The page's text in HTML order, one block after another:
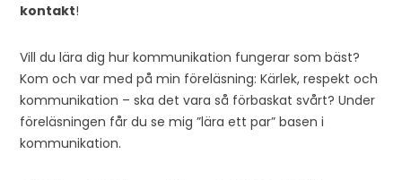
kontakt!
Vill du lära dig hur kommunikation fungerar som bäst?
Kom och var med på min föreläsning: Kärlek, respekt och
kommunikation – ska det vara så förbaskat svårt? Under
föreläsningen får du se mig ”lära ett par” basen i
kommunikation.